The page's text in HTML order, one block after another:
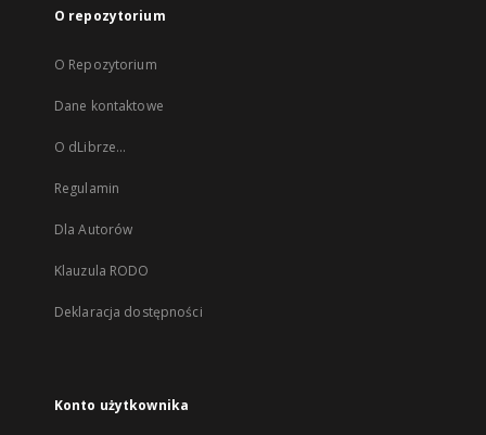
O repozytorium
O Repozytorium
Dane kontaktowe
O dLibrze...
Regulamin
Dla Autorów
Klauzula RODO
Deklaracja dostępności
Konto użytkownika